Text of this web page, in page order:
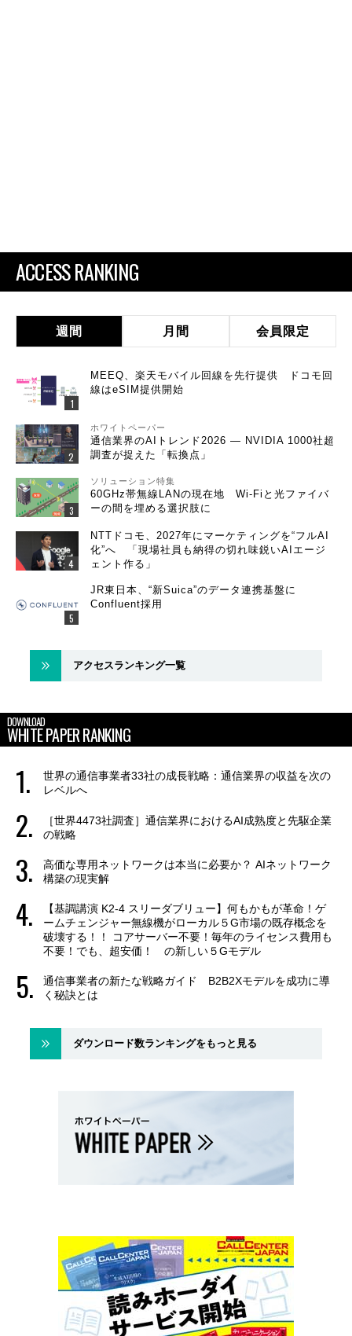
ACCESS RANKING
週間 月間 会員限定
MEEQ、楽天モバイル回線を先行提供 ドコモ回
線はeSIM提供開始
ホワイトペーパー
通信業界のAIトレンド2026 ― NVIDIA 1000社超
調査が捉えた「転換点」
ソリューション特集
60GHz帯無線LANの現在地 Wi-Fiと光ファイバ
ーの間を埋める選択肢に
NTTドコモ、2027年にマーケティングを“フルAI
化”へ 「現場社員も納得の切れ味鋭いAIエージ
ェント作る」
JR東日本、“新Suica”のデータ連携基盤に
Confluent採用
アクセスランキング一覧
DOWNLOAD
WHITE PAPER RANKING
世界の通信事業者33社の成長戦略：通信業界の収益を次の
レベルへ
［世界4473社調査］通信業界におけるAI成熟度と先駆企業
の戦略
高価な専用ネットワークは本当に必要か？ AIネットワーク
構築の現実解
【基調講演 K2-4 スリーダブリュー】何もかもが革命！ゲ
ームチェンジャー無線機がローカル５G市場の既存概念を
破壊する！！ コアサーバー不要！毎年のライセンス費用も
不要！でも、超安価！ の新しい５Gモデル
通信事業者の新たな戦略ガイド B2B2Xモデルを成功に導
く秘訣とは
ダウンロード数ランキングをもっと見る